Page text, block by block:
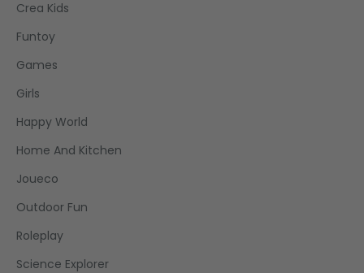
Crea Kids
Funtoy
Games
Girls
Happy World
Home And Kitchen
Joueco
Outdoor Fun
Roleplay
Science Explorer